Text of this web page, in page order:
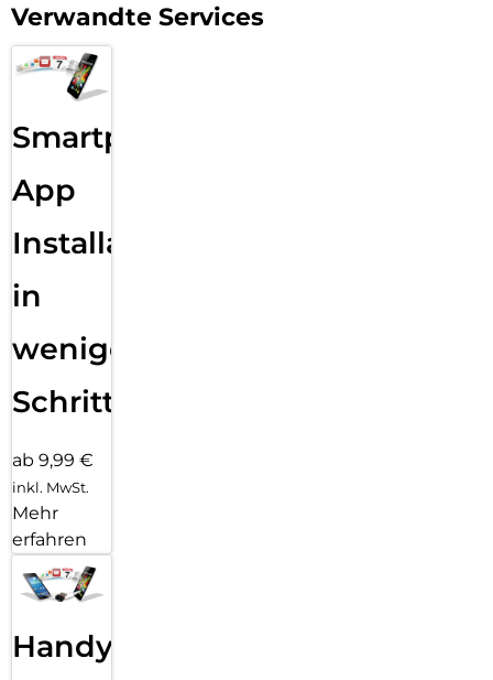
Verwandte Services
Smartphone
App
Installation
in
wenigen
Schritten
ab 9,99 €
inkl. MwSt.
Mehr
erfahren
Handy